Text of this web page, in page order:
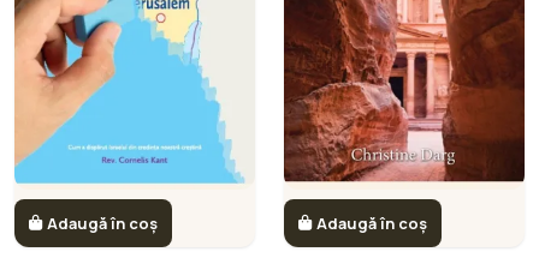
Adaugă în coș Adaugă în coș